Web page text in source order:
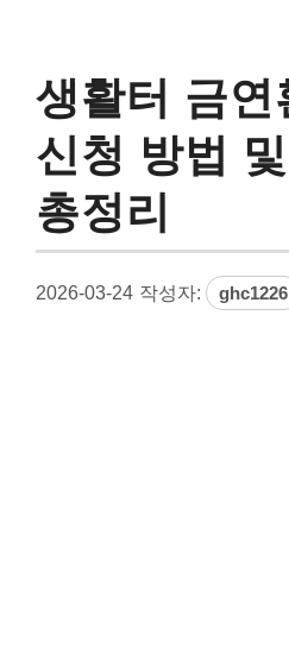
생활터 금연
신청 방법
총정리
2026-03-24 작성자: ghc1226